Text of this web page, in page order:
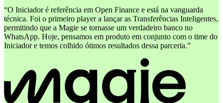
“O Iniciador é referência em Open Finance e está na vanguarda
técnica. Foi o primeiro player a lançar as Transferências Inteligentes,
permitindo que a Magie se tornasse um verdadeiro banco no
WhatsApp. Hoje, pensamos em produto em conjunto com o time do
Iniciador e temos colhido ótimos resultados dessa parceria.”